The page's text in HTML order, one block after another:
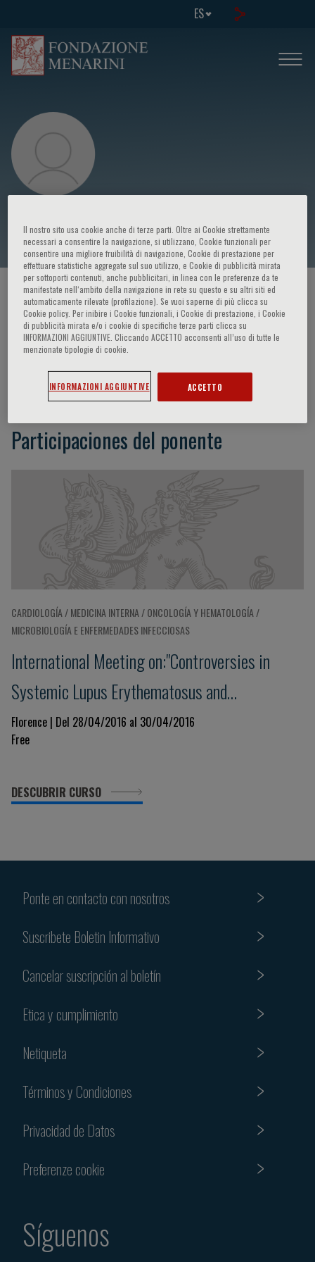
ES
Ricard Cervera
HOME PAGE / CURSOS Y EVENTOS / ORADOR
Ricard Cervera
Participaciones del ponente
CARDIOLOGÍA / MEDICINA INTERNA / ONCOLOGÍA Y HEMATOLOGÍA /
MICROBIOLOGÍA E ENFERMEDADES INFECCIOSAS
International Meeting on:"Controversies in
Systemic Lupus Erythematosus and
Antiphospholipid Syndrome"
Florence | Del 28/04/2016 al 30/04/2016
Free
DESCUBRIR CURSO
Ponte en contacto con nosotros
Suscribete Boletin Informativo
Cancelar suscripción al boletín
Etica y cumplimiento
Netiqueta
Términos y Condiciones
Privacidad de Datos
Preferenze cookie
Síguenos
Il nostro sito usa cookie anche di terze parti. Oltre ai Cookie strettamente
necessari a consentire la navigazione, si utilizzano, Cookie funzionali per
consentire una migliore fruibilità di navigazione, Cookie di prestazione per
effettuare statistiche aggregate sul suo utilizzo, e Cookie di pubblicità mirata
per sottoporti contenuti, anche pubblicitari, in linea con le preferenze da te
manifestate nell‘ambito della navigazione in rete su questo e su altri siti ed
automaticamente rilevate (profilazione). Se vuoi saperne di più clicca su
Cookie policy. Per inibire i Cookie funzionali, i Cookie di prestazione, i Cookie
di pubblicità mirata e/o i cookie di specifiche terze parti clicca su
INFORMAZIONI AGGIUNTIVE. Cliccando ACCETTO acconsenti all’uso di tutte le
menzionate tipologie di cookie.
INFORMAZIONI AGGIUNTIVE ACCETTO